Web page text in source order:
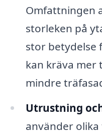
Omfattningen
storleken på
stor betydelse
kan kräva mer
mindre
Utrustning
använder